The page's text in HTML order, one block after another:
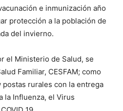
e inmunización año
protección a la población de
del invierno.
el Ministerio de Salud, se
Familiar, CESFAM; como
rurales con la entrega
la Influenza, el Virus